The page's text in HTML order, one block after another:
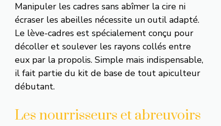
Manipuler les cadres sans abîmer la cire ni
écraser les abeilles nécessite un outil adapté.
Le lève-cadres est spécialement conçu pour
décoller et soulever les rayons collés entre
eux par la propolis. Simple mais indispensable,
il fait partie du kit de base de tout apiculteur
débutant.
Les nourrisseurs et abreuvoirs